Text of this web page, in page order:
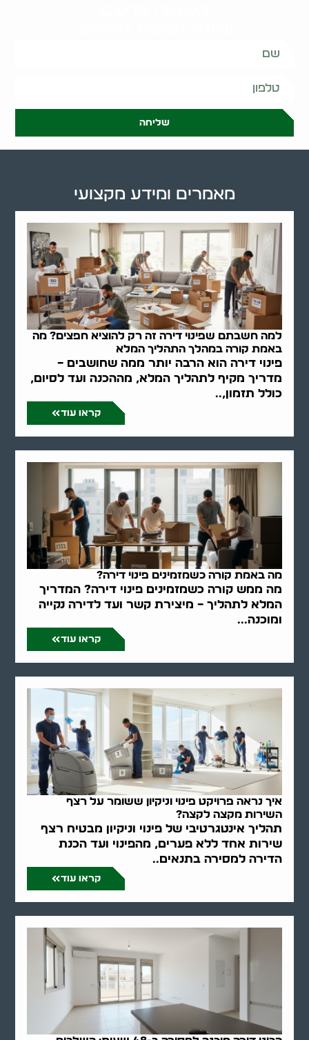
שליחה
למה חשבתם שפינוי דירה זה רק להוציא חפצים? מה
באמת קורה במהלך התהליך המלא
פינוי דירה הוא הרבה יותר ממה שחושבים –
מדריך מקיף לתהליך המלא, מההכנה ועד לסיום,
כולל תזמון,..
קראו עוד
מה באמת קורה כשמזמינים פינוי דירה?
מה ממש קורה כשמזמינים פינוי דירה? המדריך
המלא לתהליך – מיצירת קשר ועד לדירה נקייה
ומוכנה...
קראו עוד
איך נראה פרויקט פינוי וניקיון ששומר על רצף
השירות מקצה לקצה?
תהליך אינטגרטיבי של פינוי וניקיון מבטיח רצף
שירות אחד ללא פערים, מהפינוי ועד הכנת
הדירה למסירה בתנאים..
קראו עוד
מאמרים ומידע מקצועי